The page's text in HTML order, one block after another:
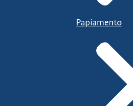
Papiamento